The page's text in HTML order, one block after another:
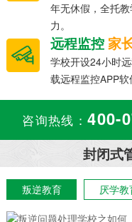
年无休假，全托
力。
远程监控家
学校开设24小时
载远程监控APP软
咨询热线：400-
封闭式
叛逆教育 厌学教